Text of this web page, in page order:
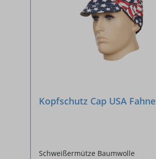
Kopfschutz Cap USA Fahne
Schweißermütze Baumwolle